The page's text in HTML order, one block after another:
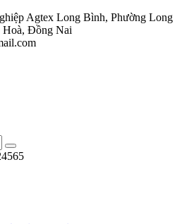
Agtex Long Bình, Phường Long
Hoà, Đồng Nai